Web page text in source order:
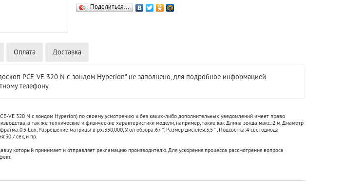
Поделиться…
Оплата Доставка
PCE-VE 320 N с зондом Hyperion" не заполнено, для подробное информацией
телефону.
VE 320 N с зондом Hyperion) по своему усмотрению и без каких-либо дополнительных уведомлений имеет право
а так же технические и физические характеристики модели, например, такие как Длина зонда макс.:2 м,Диаметр
0.5 Lux, Разрешение матрицы в px:350,000,Угол обзора:67 °, Размер дисплея:3,5 ", Подсветка:4 светодиода
30 / сек, и пр.
который принимает и отправляет рекламацию производителю. Для ускорения процесса рассмотрения вопроса